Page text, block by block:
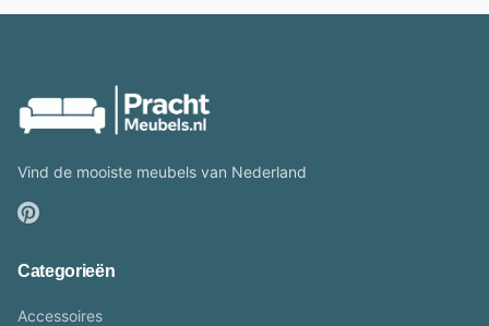
Vind de mooiste meubels van Nederland
Categorieën
Accessoires